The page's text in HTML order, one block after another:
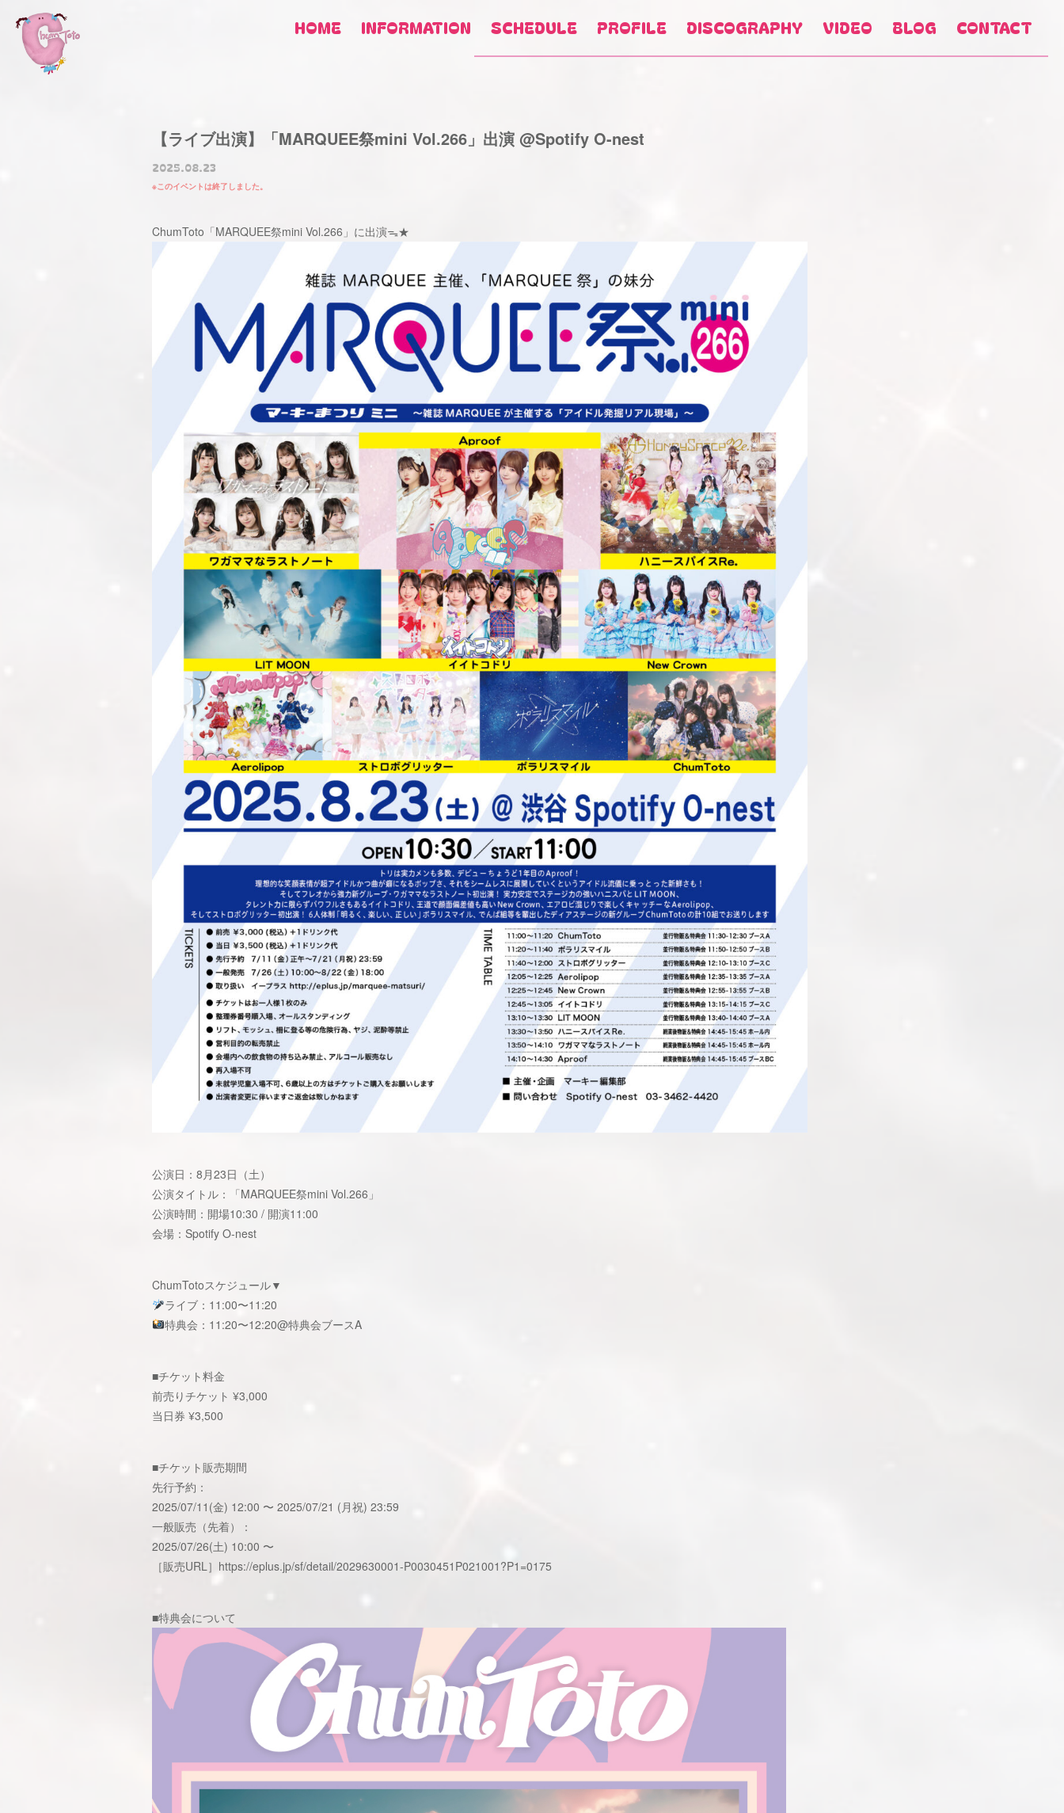
HOME INFORMATION SCHEDULE PROFILE DISCOGRAPHY VIDEO BLOG CONTACT
【ライブ出演】「MARQUEE祭mini Vol.266」出演 @Spotify O-nest
2025.08.23
このイベントは終了しました。
ChumToto「MARQUEE祭mini Vol.266」に出演ᯓ★
公演日：8月23日（土）
公演タイトル：「MARQUEE祭mini Vol.266」
公演時間：開場10:30 / 開演11:00
会場：Spotify O-nest
ChumTotoスケジュール▼
ライブ：11:00〜11:20
特典会：11:20〜12:20@特典会ブースA
■チケット料金
前売りチケット ¥3,000
当日券 ¥3,500
■チケット販売期間
先行予約：
2025/07/11(金) 12:00 〜 2025/07/21 (月祝) 23:59
一般販売（先着）：
2025/07/26(土) 10:00 〜
［販売URL］ https://eplus.jp/sf/detail/2029630001-P0030451P021001?P1=0175
■特典会について